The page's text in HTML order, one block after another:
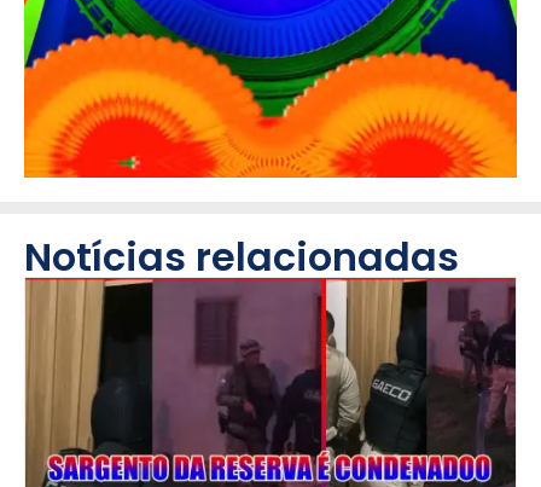
Notícias relacionadas